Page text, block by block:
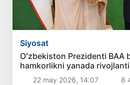
Siyosat
Oʻzbekiston Prezidenti BAA
hamkorlikni yanada
taʼkidladi
22 may 2026, 14:07 8